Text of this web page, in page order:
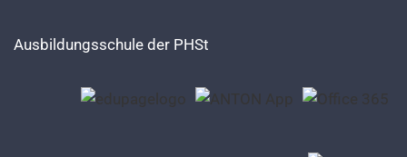
Ausbildungsschule der PHSt